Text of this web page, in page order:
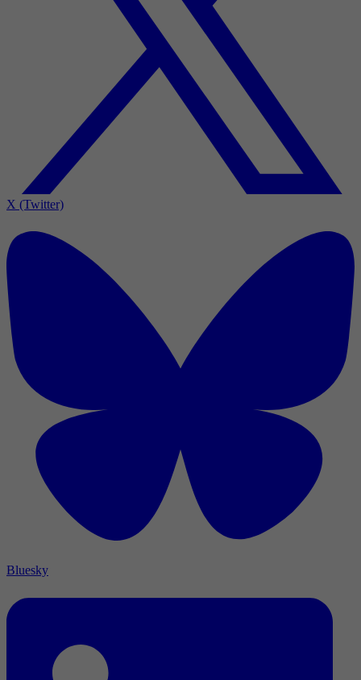
X (Twitter)
Bluesky